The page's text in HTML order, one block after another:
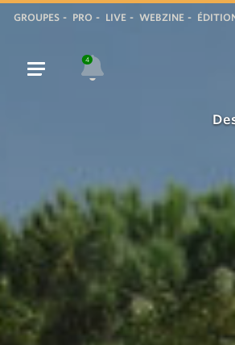
GROUPES PRO LIVE WEBZINE
4